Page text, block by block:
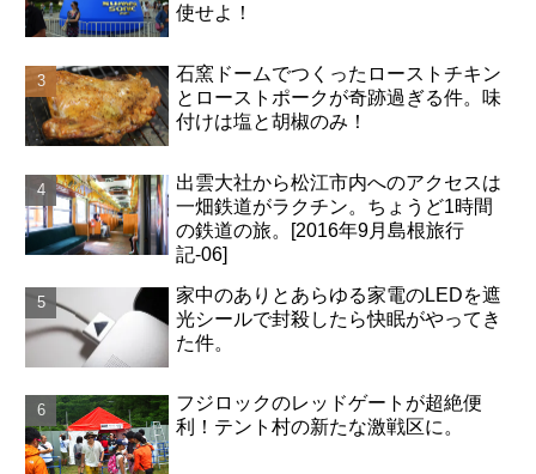
使せよ！
石窯ドームでつくったローストチキン
とローストポークが奇跡過ぎる件。味
付けは塩と胡椒のみ！
出雲大社から松江市内へのアクセスは
一畑鉄道がラクチン。ちょうど1時間
の鉄道の旅。[2016年9月島根旅行
記-06]
家中のありとあらゆる家電のLEDを遮
光シールで封殺したら快眠がやってき
た件。
フジロックのレッドゲートが超絶便
利！テント村の新たな激戦区に。